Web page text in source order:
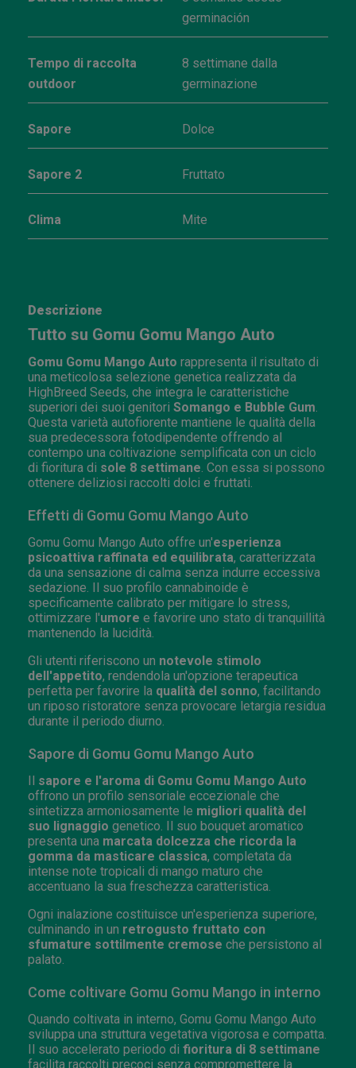
germinación
Tempo di raccolta
outdoor
8 settimane dalla
germinazione
Sapore Dolce
Sapore 2 Fruttato
Clima Mite
Descrizione
Tutto su Gomu Gomu Mango Auto
Gomu Gomu Mango Auto rappresenta il risultato di
una meticolosa selezione genetica realizzata da
HighBreed Seeds, che integra le caratteristiche
superiori dei suoi genitori Somango e Bubble Gum
Questa varietà autofiorente mantiene le qualità della
sua predecessora fotodipendente offrendo al
contempo una coltivazione semplificata con un ciclo
di fioritura di sole 8 settimane . Con essa si possono
ottenere deliziosi raccolti dolci e fruttati.
Effetti di Gomu Gomu Mango Auto
Gomu Gomu Mango Auto offre un'esperienza
psicoattiva raffinata ed equilibrata, caratterizzata
da una sensazione di calma senza indurre eccessiva
sedazione. Il suo profilo cannabinoide è
specificamente calibrato per mitigare lo stress,
ottimizzare l'umore e favorire uno stato di tranquillità
mantenendo la lucidità.
Gli utenti riferiscono un notevole stimolo
dell'appetito, rendendola un'opzione terapeutica
perfetta per favorire la qualità del sonno, facilitando
un riposo ristoratore senza provocare letargia residua
durante il periodo diurno.
Sapore di Gomu Gomu Mango Auto
Il sapore e l'aroma di Gomu Gomu Mango Auto
offrono un profilo sensoriale eccezionale che
sintetizza armoniosamente le migliori qualità del
suo lignaggio genetico. Il suo bouquet aromatico
presenta una marcata dolcezza che ricorda la
gomma da masticare classica, completata da
intense note tropicali di mango maturo che
accentuano la sua freschezza caratteristica.
Ogni inalazione costituisce un'esperienza superiore,
culminando in un retrogusto fruttato con
sfumature sottilmente cremose che persistono al
palato.
Come coltivare Gomu Gomu Mango in interno
Quando coltivata in interno, Gomu Gomu Mango Auto
sviluppa una struttura vegetativa vigorosa e compatta.
Il suo accelerato periodo di fioritura di 8 settimane
facilita raccolti precoci senza compromettere la